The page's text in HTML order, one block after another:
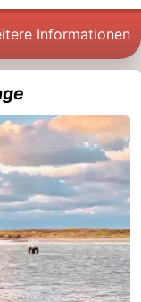
Informationen